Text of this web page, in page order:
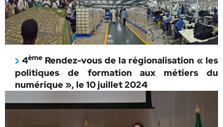
4ème Rendez-vous de la régionalisation « les
politiques de formation aux métiers du
numérique », le 10 juillet 2024